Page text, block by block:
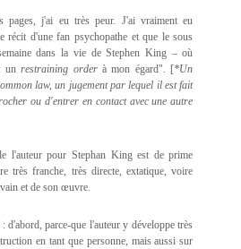
pages, j'ai eu très peur. J'ai vraiment eu
récit d'une fan psychopathe et que le sous
dans la vie de Stephen King – où
unrestraining orderà mon égard". [*Un
law, un jugement par lequel il est fait
ou d'entrer en contact avec une autre
l'auteur pour Stephan King est de prime
très franche, très directe, extatique, voire
et de son œuvre.
d'abord, parce-que l'auteur y développe très
en tant que personne, mais aussi sur